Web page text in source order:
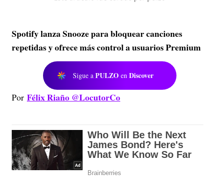
Spotify lanza Snooze para bloquear canciones
repetidas y ofrece más control a usuarios Premium
Sigue a PULZO en Discover
Por Félix Riaño @LocutorCo